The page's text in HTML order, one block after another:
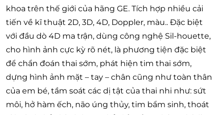
khoa trên thế giới của hãng GE. Tích hợp nhiều cải
tiến về kĩ thuật 2D, 3D, 4D, Doppler, màu.. Đặc biệt
với đầu dò 4D ma trận, dùng công nghệ Sil-houette,
cho hình ảnh cực kỳ rõ nét, là phương tiện đặc biệt
để chẩn đoán thai sớm, phát hiện tim thai sớm,
dựng hình ảnh mặt – tay – chân cũng như toàn thân
của em bé, tầm soát các dị tật của thai nhi như: sứt
môi, hở hàm ếch, não úng thủy, tim bẩm sinh, thoát